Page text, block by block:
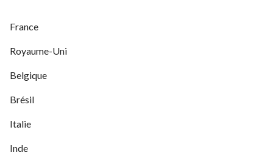
France
Royaume-Uni
Belgique
Brésil
Italie
Inde